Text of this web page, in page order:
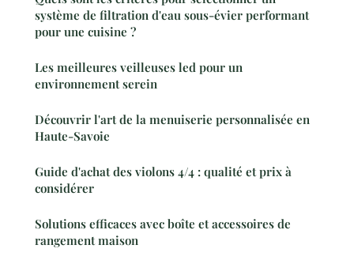
système de filtration d'eau sous-évier performant
pour une cuisine ?
Les meilleures veilleuses led pour un
environnement serein
Découvrir l'art de la menuiserie personnalisée en
Haute-Savoie
Guide d'achat des violons 4/4 : qualité et prix à
considérer
Solutions efficaces avec boîte et accessoires de
rangement maison